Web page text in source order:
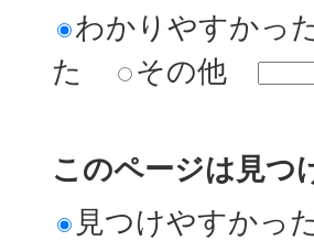
わかりやすかっ
た
その他
このページは見つ
見つけやすかっ